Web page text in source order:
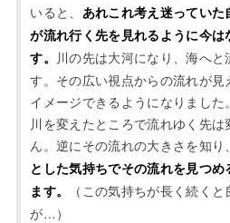
いると、
あれこれ考え迷っていた
が流れ行く先を見れるように今は
す。
川の先は大河になり、海へと
す。その広い視点からの流れが見
イメージできるようになりました
川を変えたところで流れゆく先は
ん。逆にその流れの大きさを知り、
とした気持ちでその流れを見つめ
ます。
（この気持ちが長く続く
が…）